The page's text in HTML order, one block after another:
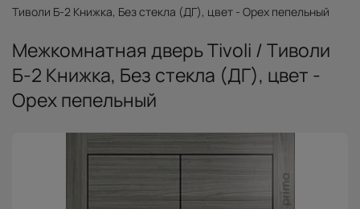
Тиволи Б-2 Книжка, Без стекла (ДГ), цвет - Орех пепельный
Межкомнатная дверь Tivoli / Тиволи
Б-2 Книжка, Без стекла (ДГ), цвет -
Орех пепельный